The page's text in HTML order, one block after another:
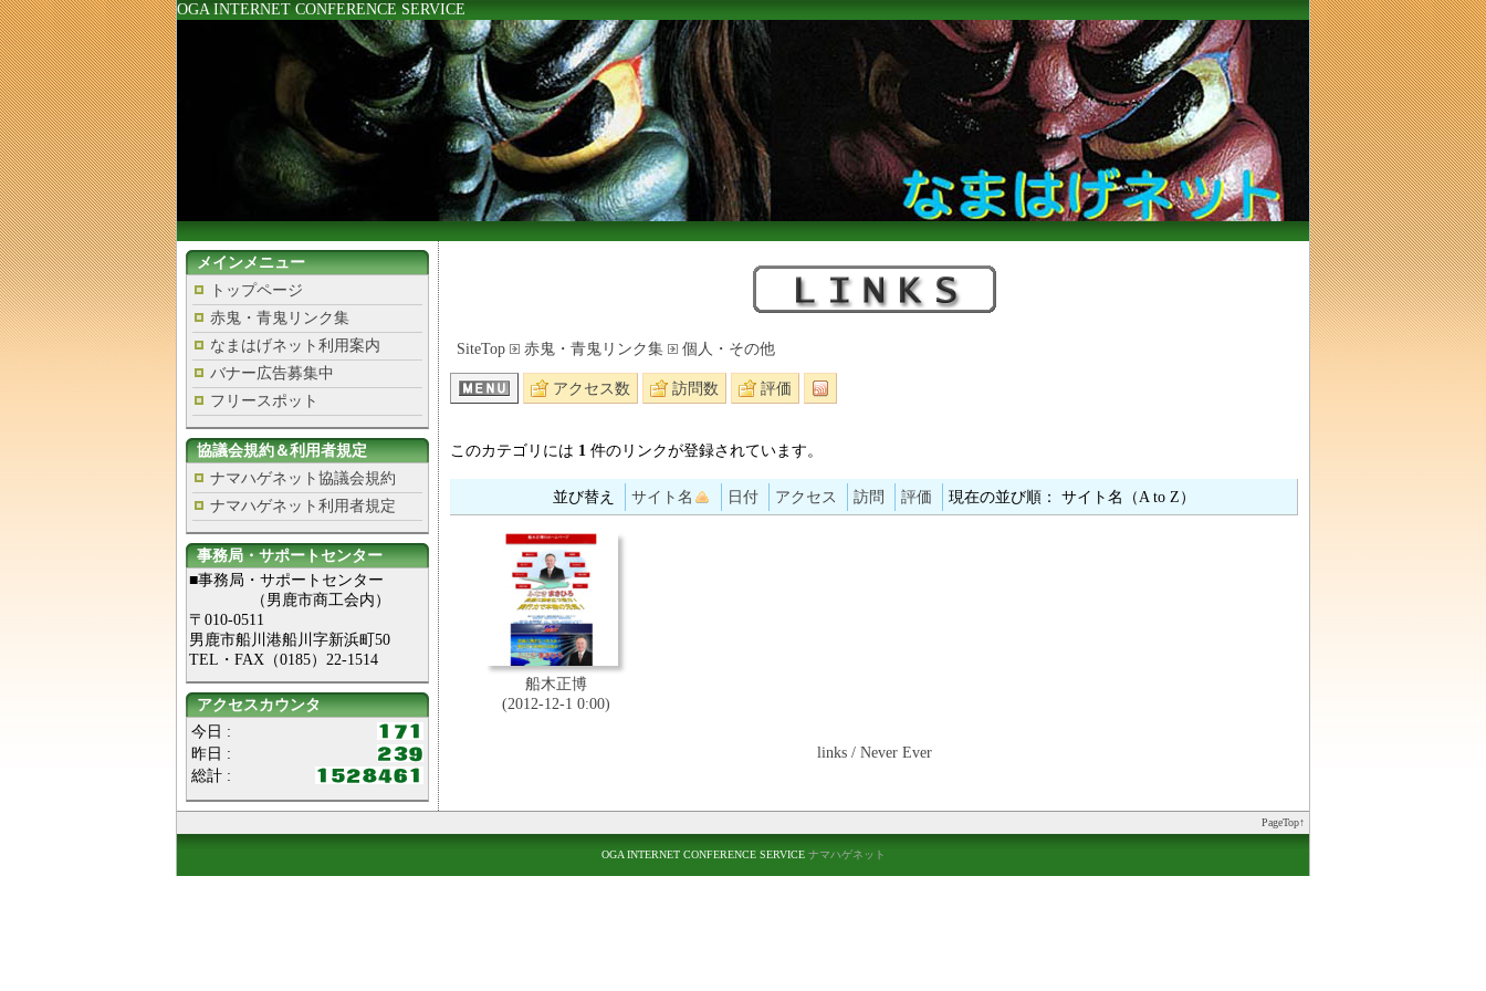
OGA INTERNET CONFERENCE SERVICE
メインメニュー
トップページ
赤鬼・青鬼リンク集
なまはげネット利用案内
バナー広告募集中
フリースポット
協議会規約＆利用者規定
ナマハゲネット協議会規約
ナマハゲネット利用者規定
事務局・サポートセンター
■事務局・サポートセンター
（男鹿市商工会内）
〒010-0511
男鹿市船川港船川字新浜町50
TEL・FAX（0185）22-1514
アクセスカウンタ
今日 :
昨日 :
総計 :
SiteTop 赤鬼・青鬼リンク集 個人・その他
アクセス数 訪問数 評価
このカテゴリには 1 件のリンクが登録されています。
並び替え サイト名 日付 アクセス 訪問 評価 現在の並び順： サイト名（A to Z）
船木正博
(2012-12-1 0:00)
links / Never Ever
PageTop↑
OGA INTERNET CONFERENCE SERVICE ナマハゲネット